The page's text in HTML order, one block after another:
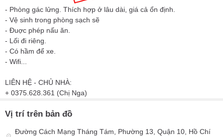
- Phòng gác lửng. Thích hợp ở lâu dài, giá cả ổn định.
- Vệ sinh trong phòng sạch sẽ
- Đuợc phép nấu ăn.
- Lối đi riêng.
- Có hầm để xe.
- Wifi...
LIÊN HỆ - CHỦ NHÀ:
+ 0375.628.361 (Chị Nga)
Vị trí trên bản đồ
Đường Cách Mạng Tháng Tám, Phường 13, Quận 10, Hồ Chí